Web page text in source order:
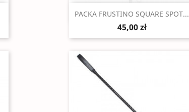
Szybki podgląd
PACKA FRUSTINO SQUARE SPOT...
45,00 zł